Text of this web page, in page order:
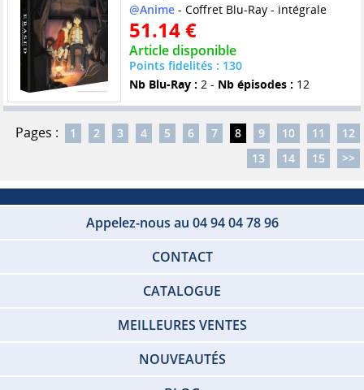
@Anime- Coffret Blu-Ray - intégrale
51.14 €
Article disponible
Points fidelités : 130
Nb Blu-Ray : 2 - Nb épisodes : 12
Pages : 1 2 3 4 5 6 7 8 9 10 11
12
13
14 15 >>
Appelez-nous au 04 94 04 78 96
CONTACT
CATALOGUE
MEILLEURES VENTES
NOUVEAUTÉS